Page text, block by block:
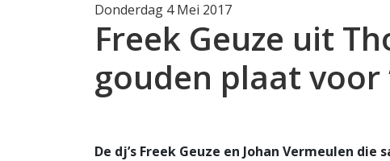
Donderdag 4 Mei 2017
Freek Geuze uit
gouden plaat voor
De dj’s Freek Geuze en Johan Vermeulen